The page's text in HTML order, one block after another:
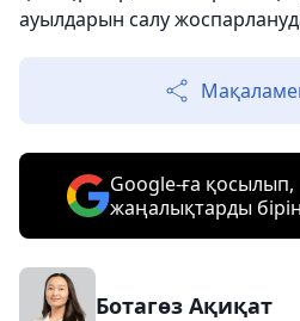
ауылдарын салу
Google-ға қосылып,
жаңалықтарды
Ботагөз Ақиқат